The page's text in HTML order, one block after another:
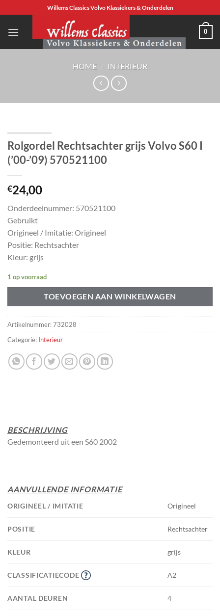
naar
inhoud
Willems Classics Volvo Klassiekers & Onderdelen
0
HOME / INTERIEUR
Rolgordel Rechtsachter grijs Volvo S60 I
(’00-’09) 570521100
€24,00
Onderdeelnummer: 570521100
Gebruikt
Origineel / Imitatie: Origineel
Positie: Rechtsachter
Kleur: grijs
1 op voorraad
TOEVOEGEN AAN WINKELWAGEN
Artikelnummer:732028
Categorie: Interieur
BESCHRIJVING
Gedemonteerd uit een S60 2002
AANVULLENDE INFORMATIE
ORIGINEEL / IMITATIE Origineel
POSITIE Rechtsachter
KLEUR grijs
CLASSIFICATIECODE A2
AANTAL DEUREN 4